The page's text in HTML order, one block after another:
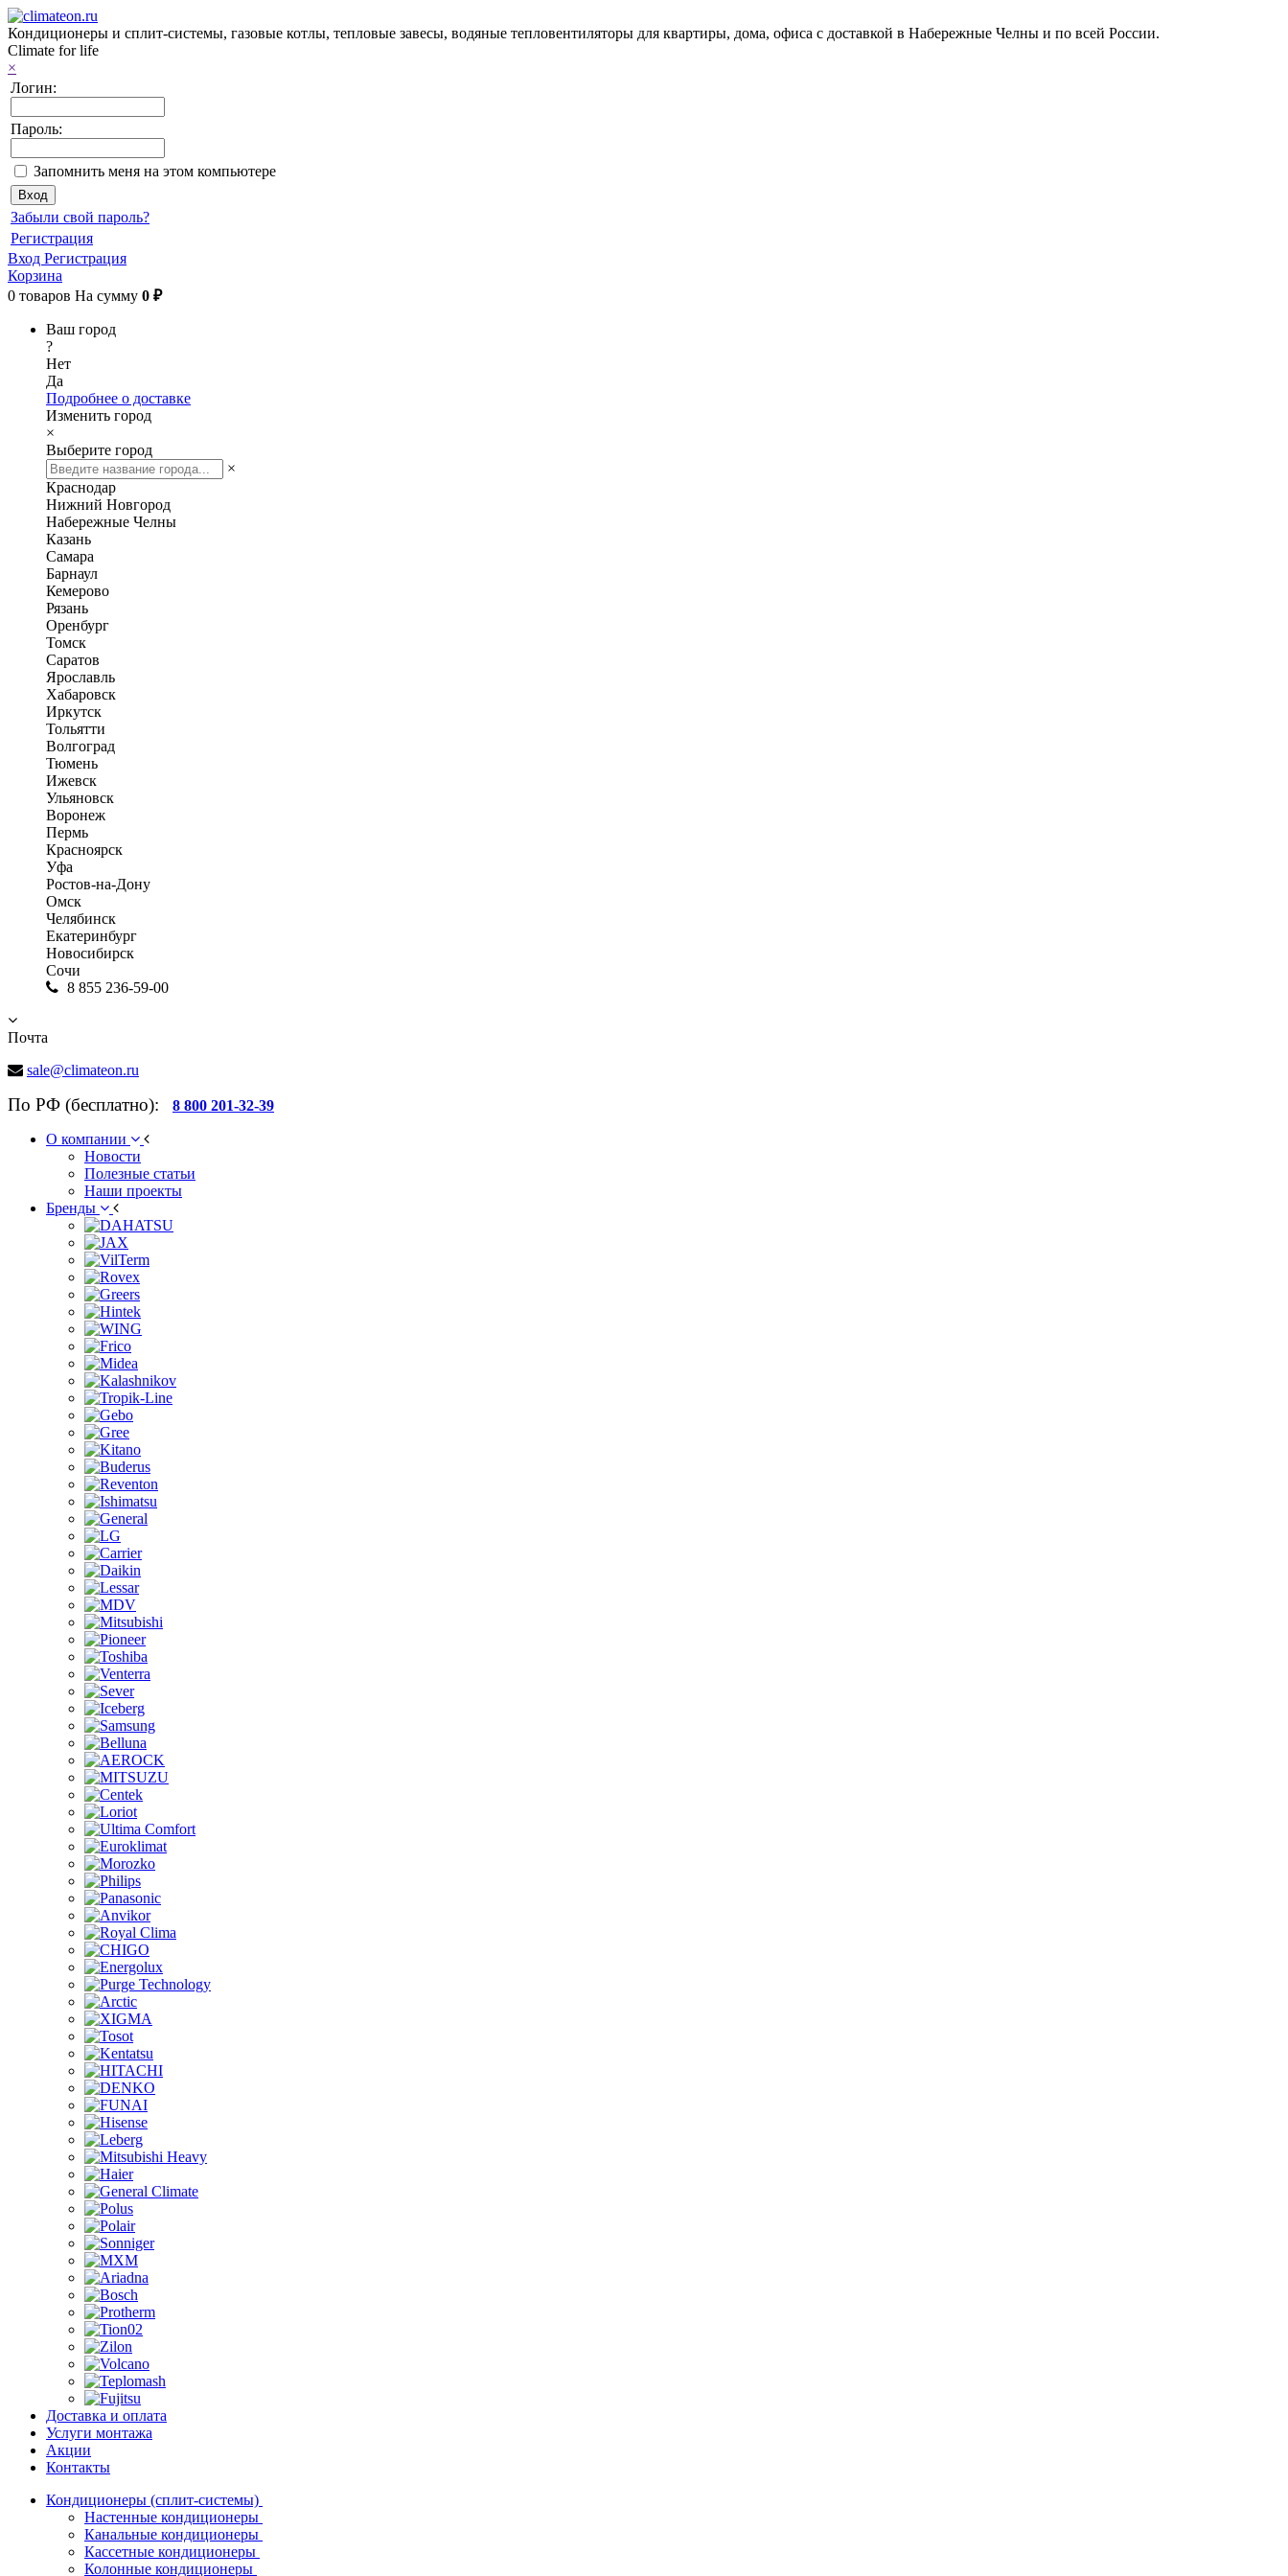
Кондиционеры и сплит-системы, газовые котлы, тепловые завесы, водяные тепловентиляторы для квартиры, дома, офиса с доставкой в Набережные Челны и по всей России.
Climate for life
×
Логин:
Пароль:
Запомнить меня на этом компьютере
Забыли свой пароль?
Регистрация
Вход Регистрация
Корзина
0 товаров На сумму 0 ₽
Ваш город
?
Нет
Да
Подробнее о доставке
Изменить город
×
Выберите город
×
Краснодар
Нижний Новгород
Набережные Челны
Казань
Самара
Барнаул
Кемерово
Рязань
Оренбург
Томск
Саратов
Ярославль
Хабаровск
Иркутск
Тольятти
Волгоград
Тюмень
Ижевск
Ульяновск
Воронеж
Пермь
Красноярск
Уфа
Ростов-на-Дону
Омск
Челябинск
Екатеринбург
Новосибирск
Сочи
8 855 236-59-00
Почта
sale@climateon.ru
По РФ (бесплатно): 8 800 201-32-39
О компании
Новости
Полезные статьи
Наши проекты
Бренды
Доставка и оплата
Услуги монтажа
Акции
Контакты
Кондиционеры (сплит-системы)
Настенные кондиционеры
Канальные кондиционеры
Кассетные кондиционеры
Колонные кондиционеры